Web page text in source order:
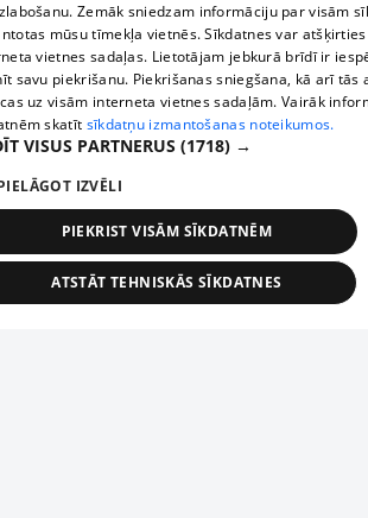
Zemāk sniedzam informāciju par visām
mūsu tīmekļa vietnēs. Sīkdatnes var
vietnes sadaļas. Lietotājam jebkurā brīdī ir
savu piekrišanu. Piekrišanas sniegšana, kā arī tās
uz visām interneta vietnes sadaļām. Vairāk
skatīt sīkdatņu izmantošanas noteikumos.
VISUS PARTNERUS (1718) →
IZVĒLI
PIEKRIST VISĀM SĪKDATNĒM
ATSTĀT TEHNISKĀS SĪKDATNES